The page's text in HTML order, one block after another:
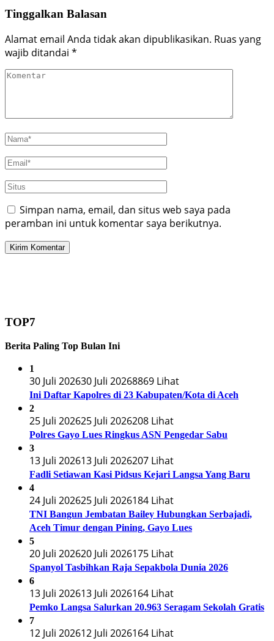
Tinggalkan Balasan
Alamat email Anda tidak akan dipublikasikan. Ruas yang
wajib ditandai *
Simpan nama, email, dan situs web saya pada
peramban ini untuk komentar saya berikutnya.
TOP7
Berita Paling Top Bulan Ini
1
30 Juli 202630 Juli 20268869 Lihat
Ini Daftar Kapolres di 23 Kabupaten/Kota di Aceh
2
25 Juli 202625 Juli 2026208 Lihat
Polres Gayo Lues Ringkus ASN Pengedar Sabu
3
13 Juli 202613 Juli 2026207 Lihat
Fadli Setiawan Kasi Pidsus Kejari Langsa Yang Baru
4
24 Juli 202625 Juli 2026184 Lihat
TNI Bangun Jembatan Bailey Hubungkan Serbajadi,
Aceh Timur dengan Pining, Gayo Lues
5
20 Juli 202620 Juli 2026175 Lihat
Spanyol Tasbihkan Raja Sepakbola Dunia 2026
6
13 Juli 202613 Juli 2026164 Lihat
Pemko Langsa Salurkan 20.963 Seragam Sekolah Gratis
7
12 Juli 202612 Juli 2026164 Lihat